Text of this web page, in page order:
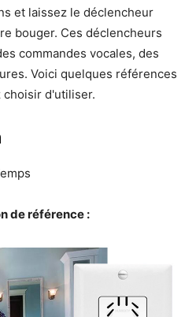
et laissez le déclencheur
bouger. Ces déclencheurs
commandes vocales, des
Voici quelques références
choisir d'utiliser.
de référence :